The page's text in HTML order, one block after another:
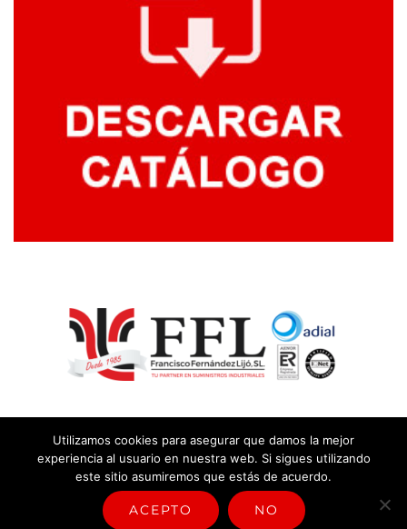
Aviso legal y política de privacidad
sistema de gestión
Utilizamos cookies para asegurar que damos la mejor
experiencia al usuario en nuestra web. Si sigues utilizando
este sitio asumiremos que estás de acuerdo.
ACEPTO NO